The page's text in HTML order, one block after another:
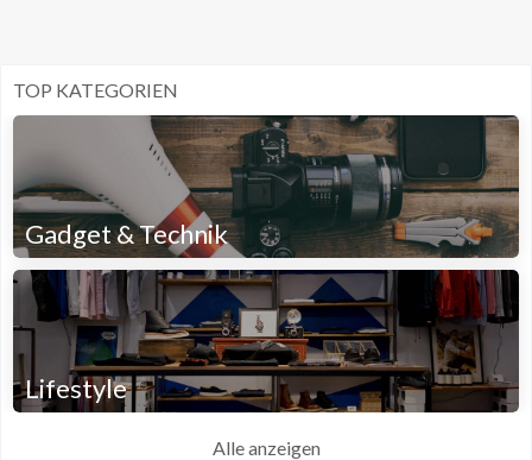
TOP KATEGORIEN
Gadget & Technik
Lifestyle
Alle anzeigen